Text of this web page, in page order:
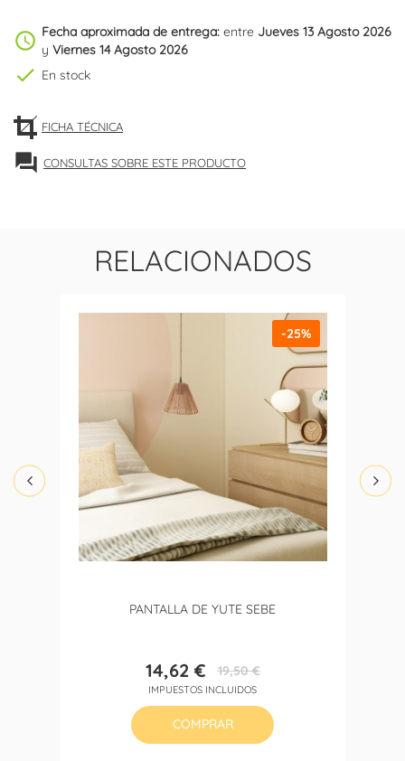
schedule Fecha aproximada de entrega: entre Jueves 13 Agosto 2026
y Viernes 14 Agosto 2026
check En stock
FICHA TÉCNICA
forum CONSULTAS SOBRE ESTE PRODUCTO
RELACIONADOS
PANTALLA DE YUTE SEBE
Precio
14,62 €Precio
base
19,50 €
IMPUESTOS INCLUIDOS
-25%
COMPRAR